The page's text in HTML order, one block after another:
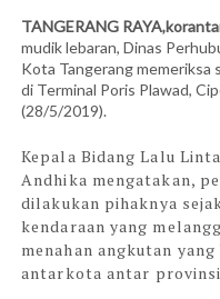
TANGERANG
mudik lebaran, Dinas
Kota Tangerang memeriksa
di Terminal Poris Plawad,
(28/5/2019).
Kepala Bidang Lalu
Andhika mengatakan,
dilakukan pihaknya
kendaraan yang
menahan angkutan
antarkota antar